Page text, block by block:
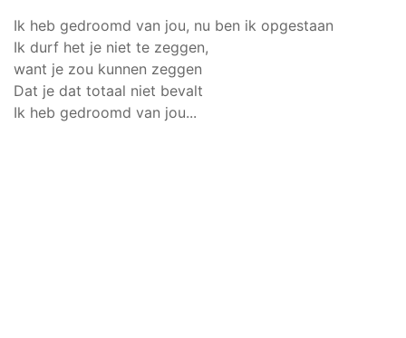
Ik heb gedroomd van jou, nu ben ik opgestaan
Ik durf het je niet te zeggen,
want je zou kunnen zeggen
Dat je dat totaal niet bevalt
Ik heb gedroomd van jou...